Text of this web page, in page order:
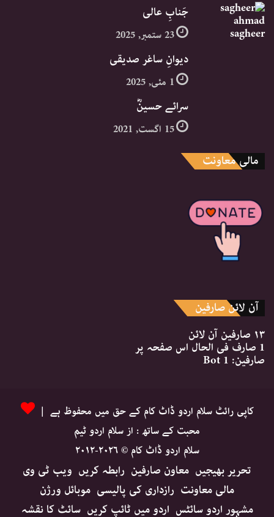
جَنابِ عالی
23 ستمبر, 2025
دیوانِ ساغر صدیقی
1 مئی, 2025
سرائے حسینؓ
15 اگست, 2021
مالی معاونت
آن لائن صارفین
۱۳ صارفین
آن لائن
1 صارف فی الحال اس صفحہ پر
صارفین: 1 Bot
کاپی رائٹ سلام اردو ڈاٹ کام کے حق میں محفوظ ہے |
محبت کے ساتھ : از سلام اردو ٹیم
سلام اردو ڈاٹ کام © ۲۰۲۶-۲۰۱۲
تحریر بھیجیں معاون صارفین رابطہ کریں ویب ٹی وی
مالی معاونت رازداری کی پالیسی موبائل ورژن
مشہور اردو سائٹس اردو میں ٹائپ کریں سائٹ کا نقشہ